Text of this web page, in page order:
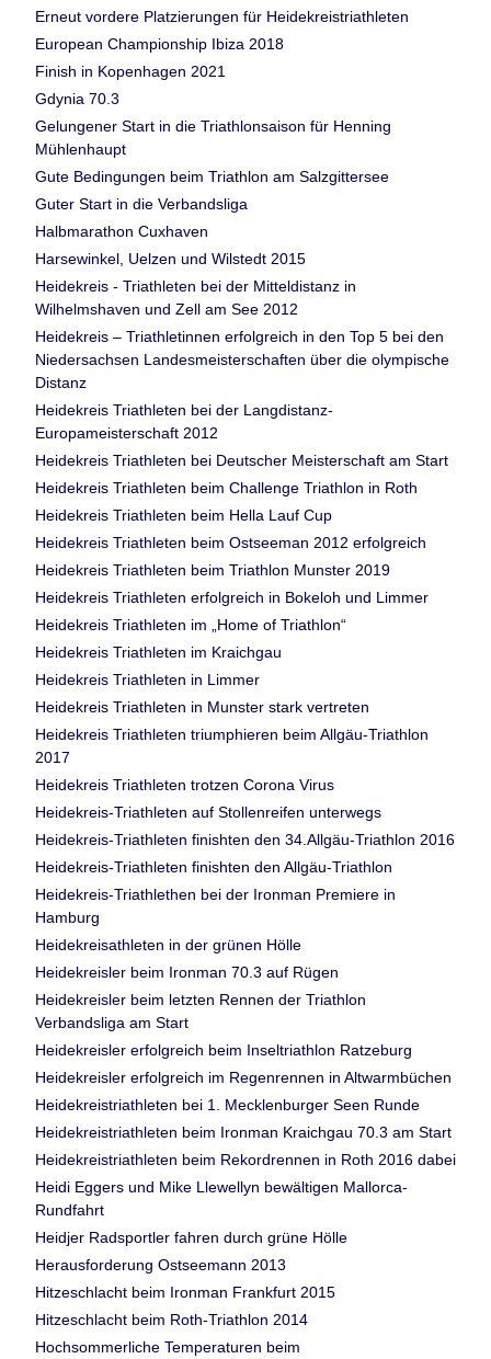
Erneut vordere Platzierungen für Heidekreistriathleten
European Championship Ibiza 2018
Finish in Kopenhagen 2021
Gdynia 70.3
Gelungener Start in die Triathlonsaison für Henning
Mühlenhaupt
Gute Bedingungen beim Triathlon am Salzgittersee
Guter Start in die Verbandsliga
Halbmarathon Cuxhaven
Harsewinkel, Uelzen und Wilstedt 2015
Heidekreis - Triathleten bei der Mitteldistanz in
Wilhelmshaven und Zell am See 2012
Heidekreis – Triathletinnen erfolgreich in den Top 5 bei den
Niedersachsen Landesmeisterschaften über die olympische
Distanz
Heidekreis Triathleten bei der Langdistanz-
Europameisterschaft 2012
Heidekreis Triathleten bei Deutscher Meisterschaft am Start
Heidekreis Triathleten beim Challenge Triathlon in Roth
Heidekreis Triathleten beim Hella Lauf Cup
Heidekreis Triathleten beim Ostseeman 2012 erfolgreich
Heidekreis Triathleten beim Triathlon Munster 2019
Heidekreis Triathleten erfolgreich in Bokeloh und Limmer
Heidekreis Triathleten im „Home of Triathlon“
Heidekreis Triathleten im Kraichgau
Heidekreis Triathleten in Limmer
Heidekreis Triathleten in Munster stark vertreten
Heidekreis Triathleten triumphieren beim Allgäu-Triathlon
2017
Heidekreis Triathleten trotzen Corona Virus
Heidekreis-Triathleten auf Stollenreifen unterwegs
Heidekreis-Triathleten finishten den 34.Allgäu-Triathlon 2016
Heidekreis-Triathleten finishten den Allgäu-Triathlon
Heidekreis-Triathlethen bei der Ironman Premiere in
Hamburg
Heidekreisathleten in der grünen Hölle
Heidekreisler beim Ironman 70.3 auf Rügen
Heidekreisler beim letzten Rennen der Triathlon
Verbandsliga am Start
Heidekreisler erfolgreich beim Inseltriathlon Ratzeburg
Heidekreisler erfolgreich im Regenrennen in Altwarmbüchen
Heidekreistriathleten bei 1. Mecklenburger Seen Runde
Heidekreistriathleten beim Ironman Kraichgau 70.3 am Start
Heidekreistriathleten beim Rekordrennen in Roth 2016 dabei
Heidi Eggers und Mike Llewellyn bewältigen Mallorca-
Rundfahrt
Heidjer Radsportler fahren durch grüne Hölle
Herausforderung Ostseemann 2013
Hitzeschlacht beim Ironman Frankfurt 2015
Hitzeschlacht beim Roth-Triathlon 2014
Hochsommerliche Temperaturen beim